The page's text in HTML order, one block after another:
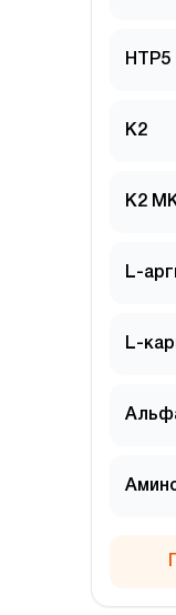
HTP5
K2
K2
L-
L-